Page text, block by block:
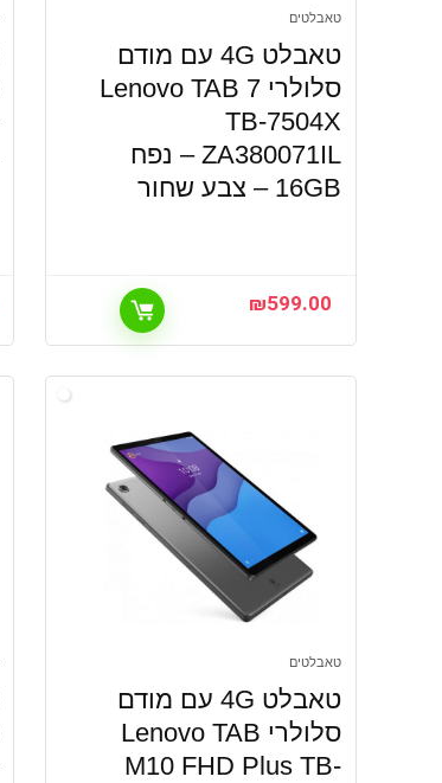
טאבלטים
טאבלט 4G עם מודם
סלולרי Lenovo TAB 7
TB-7504X
ZA380071IL – נפח
16GB – צבע שחור
₪599.00
טאבלטים
טאבלט 4G עם מודם
סלולרי Lenovo TAB
M10 FHD Plus TB-